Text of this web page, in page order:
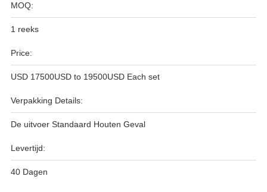
MOQ:
1 reeks
Price:
USD 17500USD to 19500USD Each set
Verpakking Details:
De uitvoer Standaard Houten Geval
Levertijd:
40 Dagen